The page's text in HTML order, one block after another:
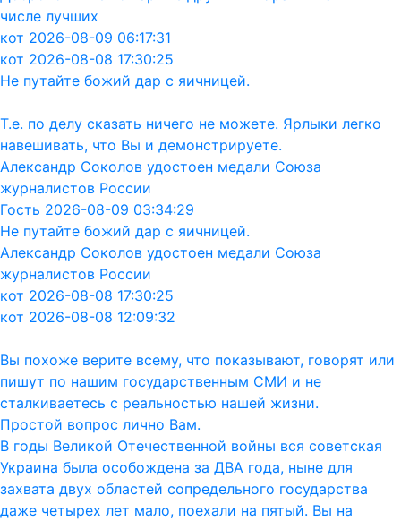
числе лучших
кот 2026-08-09 06:17:31
кот 2026-08-08 17:30:25
Не путайте божий дар с яичницей.
Т.е. по делу сказать ничего не можете. Ярлыки легко
навешивать, что Вы и демонстрируете.
Александр Соколов удостоен медали Союза
журналистов России
Гость 2026-08-09 03:34:29
Не путайте божий дар с яичницей.
Александр Соколов удостоен медали Союза
журналистов России
кот 2026-08-08 17:30:25
кот 2026-08-08 12:09:32
Вы похоже верите всему, что показывают, говорят или
пишут по нашим государственным СМИ и не
сталкиваетесь с реальностью нашей жизни.
Простой вопрос лично Вам.
В годы Великой Отечественной войны вся советская
Украина была особождена за ДВА года, ныне для
захвата двух областей сопредельного государства
даже четырех лет мало, поехали на пятый. Вы на